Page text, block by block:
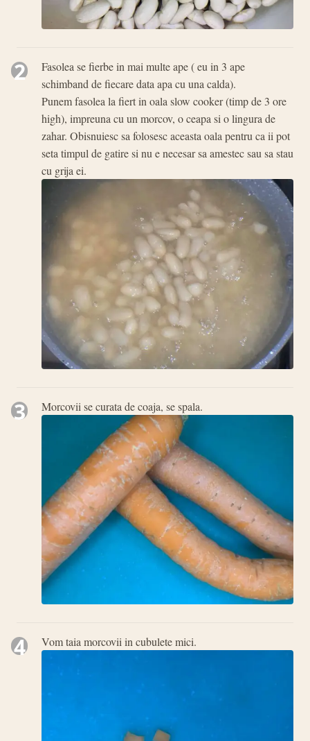
2
Fasolea se fierbe in mai multe ape ( eu in 3 ape
schimband de fiecare data apa cu una calda).
Punem fasolea la fiert in oala slow cooker (timp de 3 ore
high), impreuna cu un morcov, o ceapa si o lingura de
zahar. Obisnuiesc sa folosesc aceasta oala pentru ca ii pot
seta timpul de gatire si nu e necesar sa amestec sau sa stau
cu grija ei.
3 Morcovii se curata de coaja, se spala.
4 Vom taia morcovii in cubulete mici.